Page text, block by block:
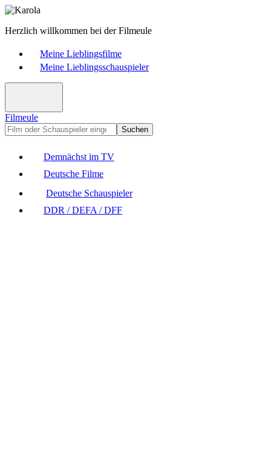
Herzlich willkommen bei der Filmeule
Meine Lieblingsfilme
Meine Lieblingsschauspieler
Filmeule
Suchen
Demnächst im TV
Deutsche Filme
Deutsche Schauspieler
DDR / DEFA / DFF